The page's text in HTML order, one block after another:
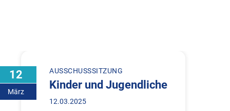
12
März
AUSSCHUSSSITZUNG
Kinder und Jugendliche
12.03.2025